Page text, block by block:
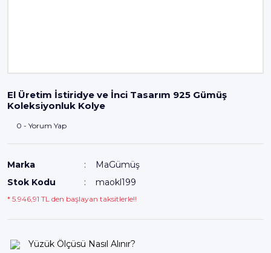
El Üretim İstiridye ve İnci Tasarım 925 Gümüş
Koleksiyonluk Kolye
0 - Yorum Yap
Marka
MaGümüş
Stok Kodu
maokl199
* 5.946,91 TL den başlayan taksitlerle!!
Yüzük Ölçüsü Nasıl Alınır?